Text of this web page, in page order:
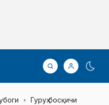
Гуруҳ босқичи